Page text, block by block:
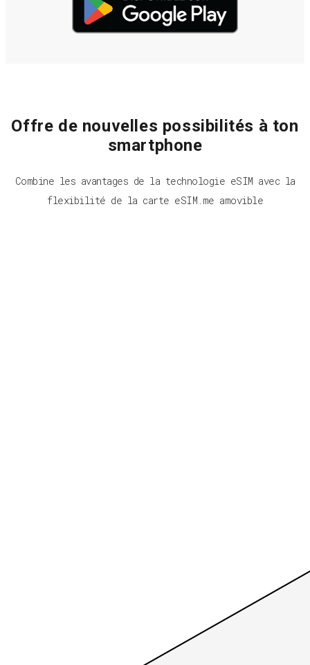
Offre de nouvelles possibilités à ton
smartphone
Combine les avantages de la technologie eSIM avec la
flexibilité de la carte eSIM.me amovible